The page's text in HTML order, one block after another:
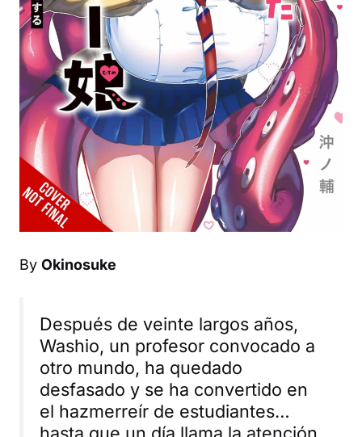
By Okinosuke
Después de veinte largos años,
Washio, un profesor convocado a
otro mundo, ha quedado
desfasado y se ha convertido en
el hazmerreír de estudiantes…
hasta que un día llama la atención